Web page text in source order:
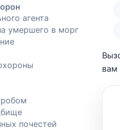
агента
умершего в морг
почестей
вам